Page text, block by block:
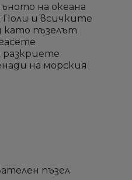
с
с във Вашия профил
с
с във Вашия профил
на океана
Поли и всичките
като пъзелът
разкриете
на морския
пъзел